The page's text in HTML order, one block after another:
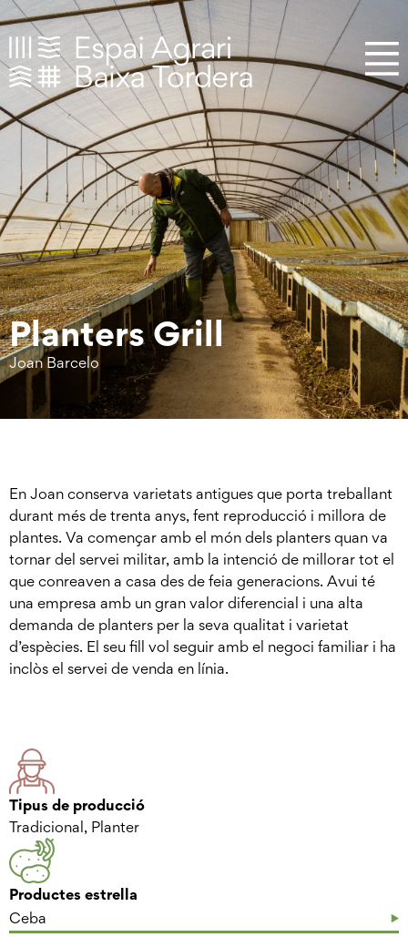
Planters Grill
Joan Barcelo
En Joan conserva varietats antigues que porta treballant
durant més de trenta anys, fent reproducció i millora de
plantes. Va començar amb el món dels planters quan va
tornar del servei militar, amb la intenció de millorar tot el
que conreaven a casa des de feia generacions. Avui té
una empresa amb un gran valor diferencial i una alta
demanda de planters per la seva qualitat i varietat
d’espècies. El seu fill vol seguir amb el negoci familiar i ha
inclòs el servei de venda en línia.
Tipus de producció
Tradicional, Planter
Productes estrella
Ceba